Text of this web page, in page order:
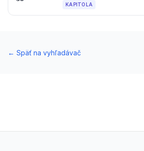
KAPITOLA
← Späť na vyhľadávač